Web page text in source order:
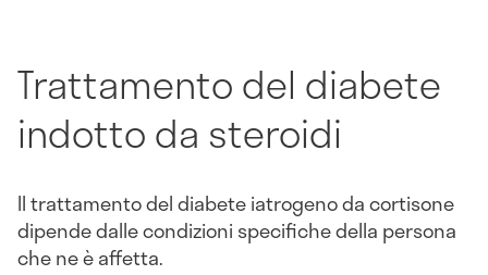
Trattamento del diabete
indotto da steroidi
Il trattamento del diabete iatrogeno da cortisone
dipende dalle condizioni specifiche della persona
che ne è affetta.